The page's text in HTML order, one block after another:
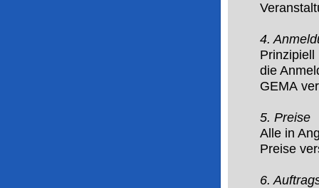
4.
Prinzipiell
die
GEMA
5. Preise
Alle in
Preise
6.